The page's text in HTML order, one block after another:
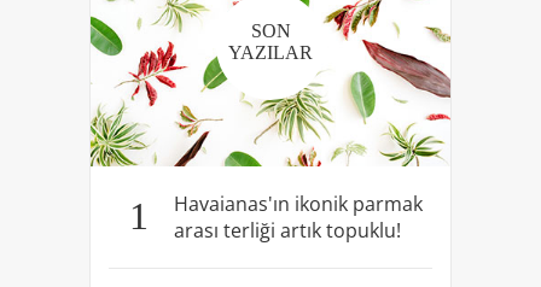
SON
YAZILAR
1
Havaianas'ın ikonik parmak
arası terliği artık topuklu!